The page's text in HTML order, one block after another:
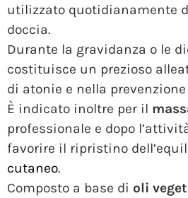
utilizzato quotidianamente
doccia.
Durante la gravidanza o le
costituisce un prezioso
di atonie e nella
È indicato inoltre per il
professionale e dopo
favorire il ripristino
cutaneo.
Composto a base di oli